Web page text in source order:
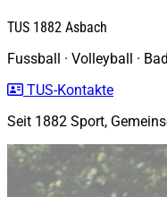
TUS 1882 Asbach
Fussball · Volleyball ·
TUS-Kontakte
Seit 1882 Sport,